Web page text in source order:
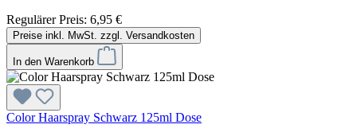
Regulärer Preis: 6,95 €
Preise inkl. MwSt. zzgl. Versandkosten
In den Warenkorb
Color Haarspray Schwarz 125ml Dose